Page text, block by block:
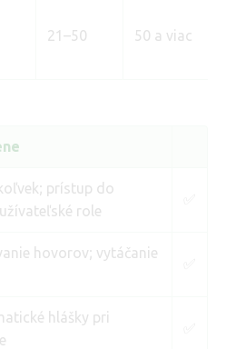
21–50 50 a viac
prístup do
role
hovorov; vytáčanie
hlášky pri